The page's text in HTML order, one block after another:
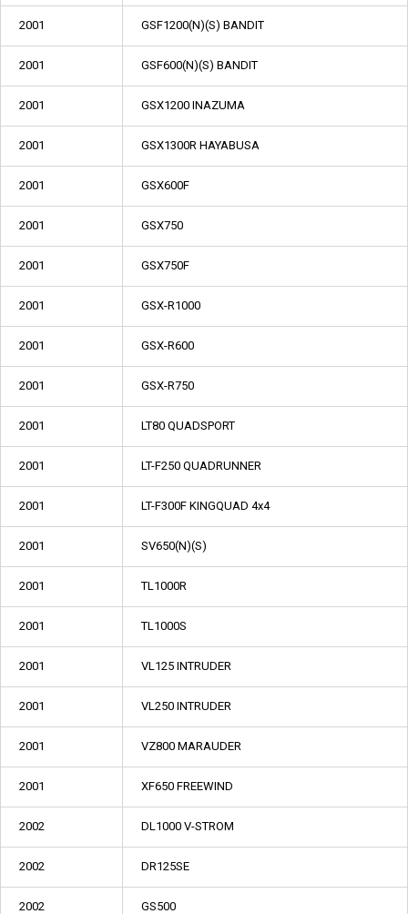
2001 GSF1200(N)(S) BANDIT
2001 GSF600(N)(S) BANDIT
2001 GSX1200 INAZUMA
2001 GSX1300R HAYABUSA
2001 GSX600F
2001 GSX750
2001 GSX750F
2001 GSX-R1000
2001 GSX-R600
2001 GSX-R750
2001 LT80 QUADSPORT
2001 LT-F250 QUADRUNNER
2001 LT-F300F KINGQUAD 4x4
2001 SV650(N)(S)
2001 TL1000R
2001 TL1000S
2001 VL125 INTRUDER
2001 VL250 INTRUDER
2001 VZ800 MARAUDER
2001 XF650 FREEWIND
2002 DL1000 V-STROM
2002 DR125SE
2002 GS500